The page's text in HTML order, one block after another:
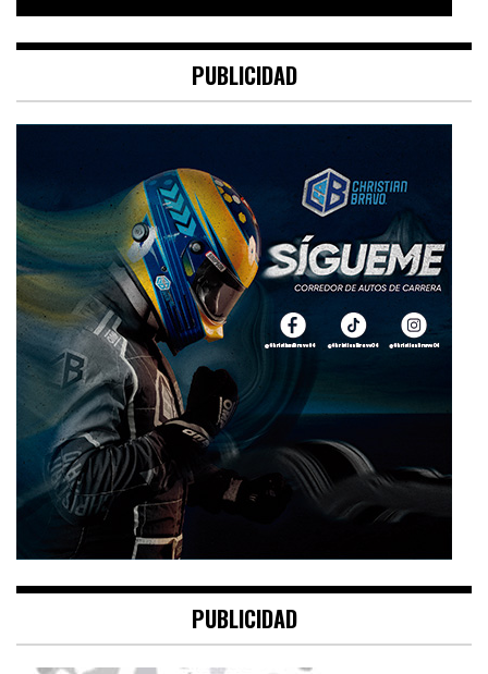
PUBLICIDAD
PUBLICIDAD